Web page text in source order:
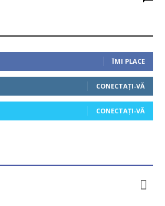
ÎMI PLACE
CONECTAȚI-VĂ
CONECTAȚI-VĂ